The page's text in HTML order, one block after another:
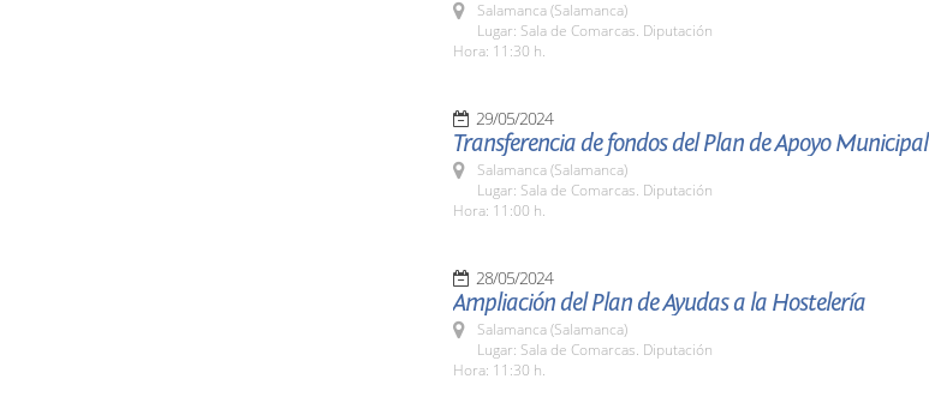
Salamanca (Salamanca)
Lugar: Sala de Comarcas. Diputación
Hora: 11:30 h.
29/05/2024
Transferencia de fondos del Plan de Apoyo Municipal
Salamanca (Salamanca)
Lugar: Sala de Comarcas. Diputación
Hora: 11:00 h.
28/05/2024
Ampliación del Plan de Ayudas a la Hostelería
Salamanca (Salamanca)
Lugar: Sala de Comarcas. Diputación
Hora: 11:30 h.